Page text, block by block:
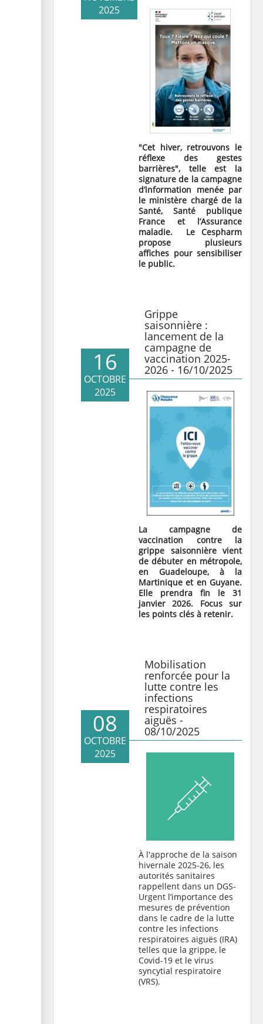
2025
"Cet hiver, retrouvons le
réflexe des gestes
barrières", telle est la
signature de la campagne
d’information menée par
le ministère chargé de la
Santé, Santé publique
France et l’Assurance
maladie. Le Cespharm
propose plusieurs
affiches pour sensibiliser
le public.
Grippe
saisonnière :
lancement de la
campagne de
vaccination 2025-
2026 - 16/10/2025
16
OCTOBRE
2025
La campagne de
vaccination contre la
grippe saisonnière vient
de débuter en métropole,
en Guadeloupe, à la
Martinique et en Guyane.
Elle prendra fin le 31
janvier 2026. Focus sur
les points clés à retenir.
Mobilisation
renforcée pour la
lutte contre les
infections
respiratoires
aiguës -
08/10/2025
08
OCTOBRE
2025
À l'approche de la saison
hivernale 2025-26, les
autorités sanitaires
rappellent dans un DGS-
Urgent l’importance des
mesures de prévention
dans le cadre de la lutte
contre les infections
respiratoires aiguës (IRA)
telles que la grippe, le
Covid-19 et le virus
syncytial respiratoire
(VRS).